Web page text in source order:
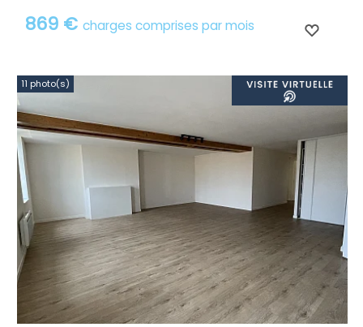
869 € charges comprises par mois
11 photo(s)